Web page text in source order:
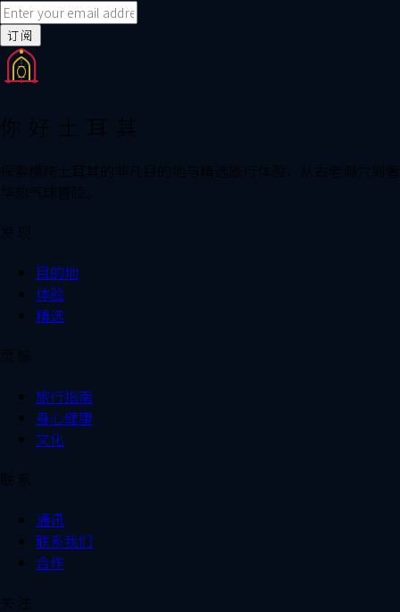
订阅
你好土耳其
探索横跨土耳其的非凡目的地与精选旅行体验，从古老洞穴到奢
华热气球冒险。
发现
目的地
体验
精选
灵感
旅行指南
身心健康
文化
联系
通讯
联系我们
合作
关注